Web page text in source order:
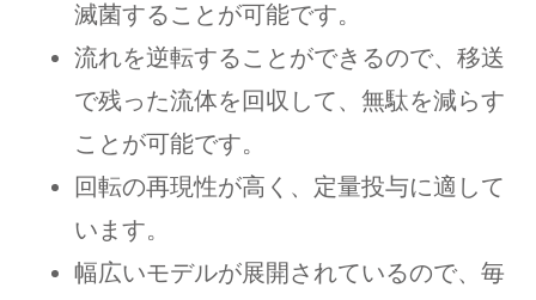
滅菌することが可能です。
流れを逆転することができるので、移送
で残った流体を回収して、無駄を減らす
ことが可能です。
回転の再現性が高く、定量投与に適して
います。
幅広いモデルが展開されているので、毎